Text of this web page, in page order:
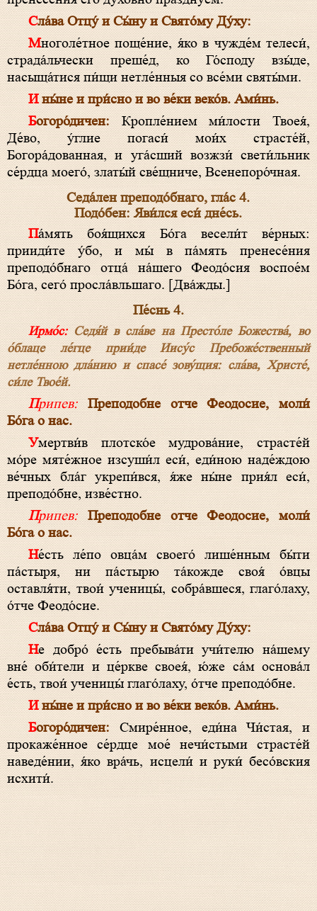
Сла́ва Отцу́ и Сы́ну и Свято́му Ду́ху:
Многоле́тное поще́ние, я́ко в чужде́м телеси́,
страда́льчески преше́д, ко Го́споду взы́де,
насыща́тися пи́щи нетле́нныя со все́ми святы́ми.
И ны́не и при́сно и во ве́ки веко́в. Ами́нь.
Богоро́дичен:Кропле́нием ми́лости Твоея́,
Де́во, у́глие погаси́ мои́х страсте́й,
Богора́дованная, и уга́сший возжзи́ свети́льник
се́рдца моего́, златы́й све́щниче, Всенепоро́чная.
Седа́лен преподо́бнаго, гла́с 4.
Подо́бен: Яви́лся еси́ дне́сь.
Па́мять боя́щихся Бо́га весели́т ве́рных:
прииди́те у́бо, и мы́ в па́мять пренесе́ния
преподо́бнаго отца́ на́шего Феодо́сия воспое́м
Бо́га, сего́ просла́вльшаго. [Два́жды.]
Пе́снь 4.
Ирмо́с:Седя́й в сла́ве на Престо́ле Божества́, во
о́блаце ле́гце прии́де Иису́с Пребоже́ственный
нетле́нною дла́нию и спасе́ зову́щия: сла́ва, Христе́,
си́ле Твое́й.
Припев:
Преподобне отче Феодосие, моли́
Бо́га о нас.
Умертви́в плотско́е мудрова́ние, страсте́й
мо́ре мяте́жное изсуши́л еси́, еди́ною наде́ждою
ве́чных бла́г укрепи́вся, я́же ны́не прия́л еси́,
преподо́бне, изве́стно.
Припев:
Преподобне отче Феодосие, моли́
Бо́га о нас.
Не́сть ле́по овца́м своего́ лише́нным бы́ти
па́стыря, ни па́стырю та́кожде своя́ о́вцы
оставля́ти, твои́ ученицы́, собра́вшеся, глаго́лаху,
о́тче Феодо́сие.
Сла́ва Отцу́ и Сы́ну и Свято́му Ду́ху:
Не добро́ е́сть пребыва́ти учи́телю на́шему
вне́ оби́тели и це́ркве своея́, ю́же са́м основа́л
е́сть, твои́ ученицы́ глаго́лаху, о́тче преподо́бне.
И ны́не и при́сно и во ве́ки веко́в. Ами́нь.
Богоро́дичен:Смире́нное, еди́на Чи́стая, и
прокаже́нное се́рдце мое́ нечи́стыми страсте́й
наведе́нии, я́ко вра́чь, исцели́ и руки́ бесо́вския
исхити́.